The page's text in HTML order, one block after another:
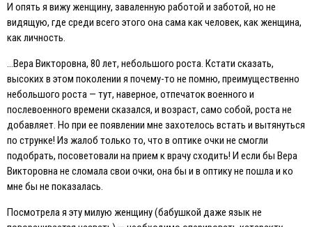
И опять я вижу женщину, заваленную работой и заботой, но не
видящую, где среди всего этого она сама как человек, как женщина,
как личность.
…Вера Викторовна, 80 лет, небольшого роста. Кстати сказать,
высоких в этом поколении я почему-то не помню, преимущественно
небольшого роста — тут, наверное, отпечаток военного и
послевоенного времени сказался, и возраст, само собой, роста не
добавляет. Но при ее появлении мне захотелось встать и вытянуться
по струнке! Из жалоб только то, что в оптике очки не смогли
подобрать, посоветовали на прием к врачу сходить! И если бы Вера
Викторовна не сломала свои очки, она бы и в оптику не пошла и ко
мне бы не показалась.
Посмотрела я эту милую женщину (бабушкой даже язык не